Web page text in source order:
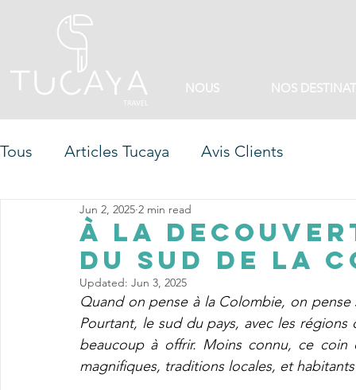
NOUS NOS
Tous Articles Tucaya Avis Clients
À LA
DU SUD DE LA
Jun 2, 2025 2 min read
Updated: Jun 3, 2025
Quand on pense à la Colombie, on
Pourtant, le sud du pays, avec les régions
beaucoup à offrir. Moins connu, ce coin
magnifiques, traditions locales, et